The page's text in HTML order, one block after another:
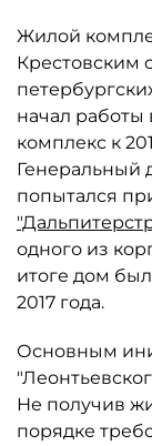
Жилой
Крестовским
начал работы
комплекс к
Генеральный
попытался
одного из
итоге дом
2017 года.
Основным
Не получив
порядке